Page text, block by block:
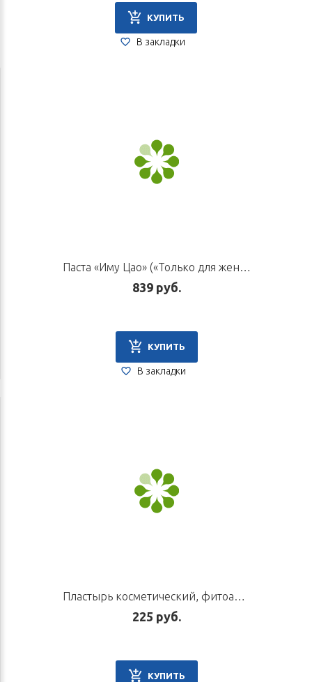
КУПИТЬ
В закладки
Паста «Иму Цао» («Только для женщин»), 125 г
839 руб.
КУПИТЬ
В закладки
Пластырь косметический, фитоаппликатор для тела «Двигающий энергию», 3 шт
225 руб.
КУПИТЬ